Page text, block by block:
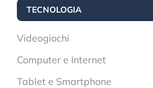
TECNOLOGIA
Videogiochi
Computer e Internet
Tablet e Smartphone